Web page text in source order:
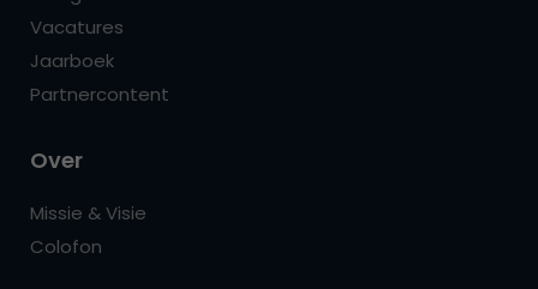
Vacatures
Jaarboek
Partnercontent
Over
Missie & Visie
Colofon